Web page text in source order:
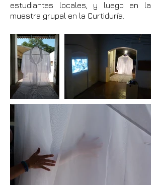
estudiantes locales, y luego en la
muestra grupal en la Curtiduría.